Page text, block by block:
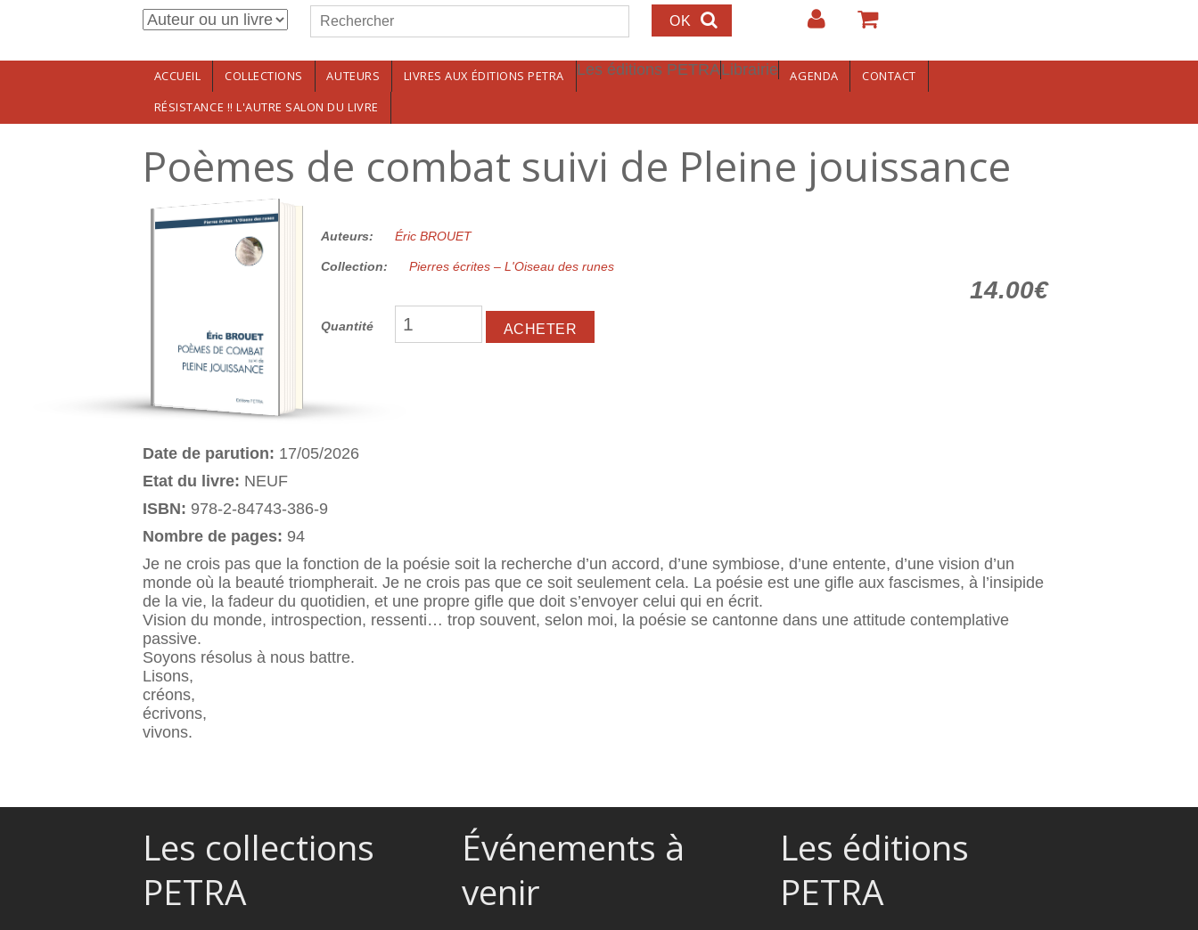
Aller au contenu principalFormulaire de recherche
Rechercher
ACCUEIL COLLECTIONS AUTEURS LIVRES AUX ÉDITIONS PETRA Les éditions PETRALibrairie AGENDA
CONTACT
RÉSISTANCE !! L'AUTRE SALON DU LIVRE
Poèmes de combat suivi de Pleine jouissance
14.00€ Auteurs: Éric BROUET
Collection: Pierres écrites – L'Oiseau des runes
14.00€
Quantité
Date de parution: 17/05/2026
Etat du livre: NEUF
ISBN: 978-2-84743-386-9
Nombre de pages: 94
Je ne crois pas que la fonction de la poésie soit la recherche d’un accord, d’une symbiose, d’une entente, d’une vision d’un
monde où la beauté triompherait. Je ne crois pas que ce soit seulement cela. La poésie est une gifle aux fascismes, à l’insipide
de la vie, la fadeur du quotidien, et une propre gifle que doit s’envoyer celui qui en écrit.
Vision du monde, introspection, ressenti… trop souvent, selon moi, la poésie se cantonne dans une attitude contemplative
passive.
Soyons résolus à nous battre.
Lisons,
créons,
écrivons,
vivons.
Les collections
PETRA
Événements à
venir
Les éditions
PETRA